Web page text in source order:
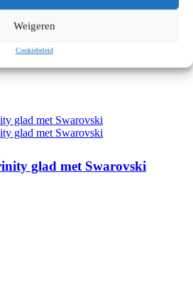
Weigeren
Cookiebeleid
glad met Swarovski